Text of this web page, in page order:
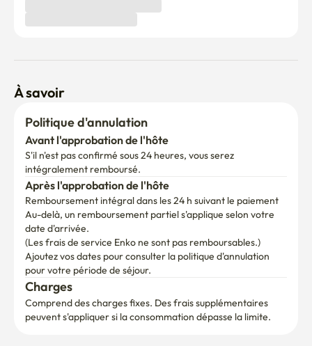
À savoir
Politique d'annulation
Avant l'approbation de l'hôte
S'il n'est pas confirmé sous 24 heures, vous serez
intégralement remboursé.
Après l'approbation de l'hôte
Remboursement intégral dans les 24 h suivant le paiement
Au-delà, un remboursement partiel s'applique selon votre
date d'arrivée.
(Les frais de service Enko ne sont pas remboursables.)
Ajoutez vos dates pour consulter la politique d'annulation
pour votre période de séjour.
Charges
Comprend des charges fixes. Des frais supplémentaires
peuvent s'appliquer si la consommation dépasse la limite.